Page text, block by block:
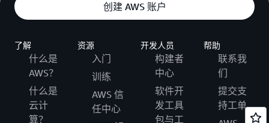
创建 AWS 账户
了解
什么是
AWS？
什么是
云计
算？
资源
入门
训练
AWS 信
任中心
开发人员
构建者
中心
软件开
发工具
包与工
帮助
联系我
们
提交支
持工单